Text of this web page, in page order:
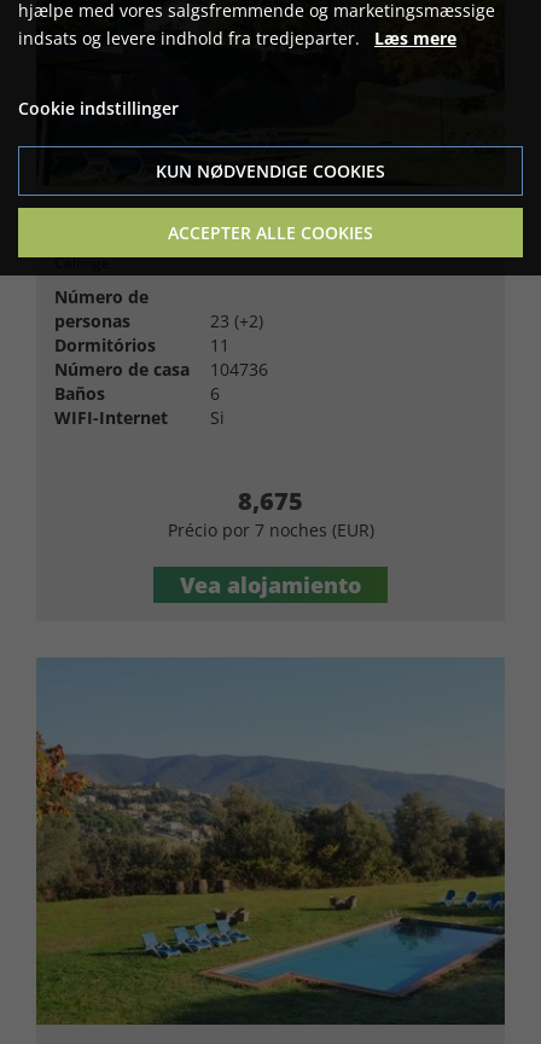
Mas Margarita (Todo) 23+2P
Calonge
Número de
personas
23 (+2)
Dormitórios
11
Número de casa
104736
Baños
6
WIFI-Internet
Si
8,675
Précio por 7 noches (EUR)
Vea alojamiento
hjælpe med vores salgsfremmende og marketingsmæssige
indsats og levere indhold fra tredjeparter. Læs mere
Cookie indstillinger
KUN NØDVENDIGE COOKIES
ACCEPTER ALLE COOKIES